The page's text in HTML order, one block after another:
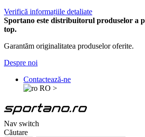
Verifică informațiile detaliate
Sportano este distribuitorul produselor a
top.
Garantăm originalitatea produselor oferite.
Despre noi
Contactează-ne
RO >
Nav switch
Căutare